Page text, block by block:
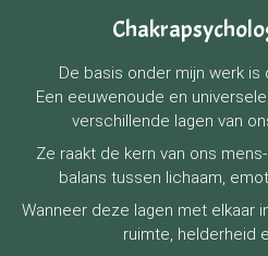
De basis onder mijn werk
Een eeuwenoude en
verschillende lagen van
Ze raakt de kern van ons
balans tussen lichaam,
Wanneer deze lagen met elkaar
ruimte, helderheid